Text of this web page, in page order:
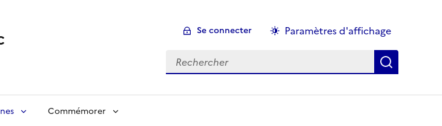
Se connecter
Paramètres d'affichage
Rechercher :
Commémorer